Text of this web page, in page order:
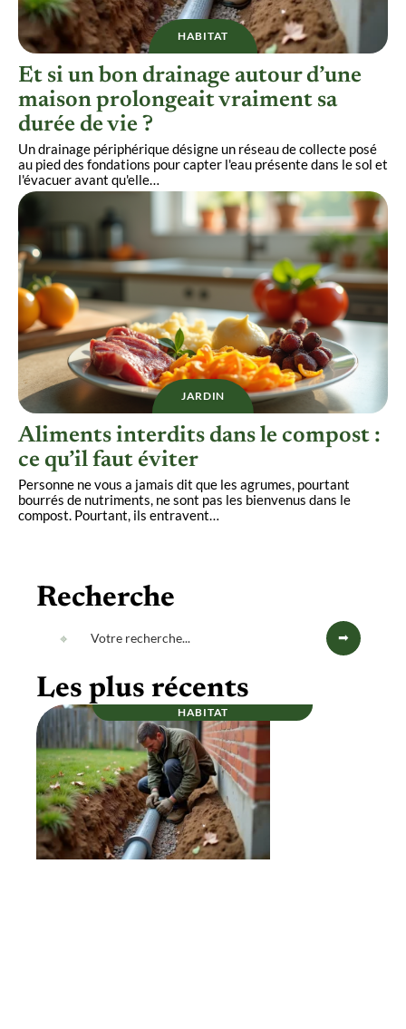
HABITAT
Et si un bon drainage autour d’une
maison prolongeait vraiment sa
durée de vie ?
Un drainage périphérique désigne un réseau de collecte posé
au pied des fondations pour capter l'eau présente dans le sol et
l'évacuer avant qu'elle…
JARDIN
Aliments interdits dans le compost :
ce qu’il faut éviter
Personne ne vous a jamais dit que les agrumes, pourtant
bourrés de nutriments, ne sont pas les bienvenus dans le
compost. Pourtant, ils entravent
Recherche
Les plus récents
HABITAT